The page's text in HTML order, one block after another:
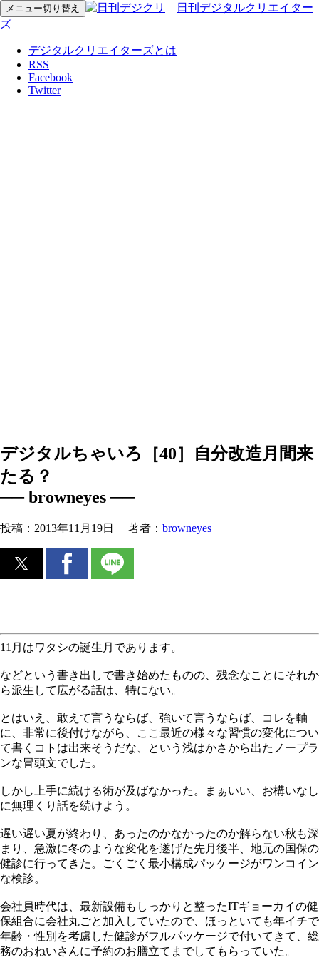
メニュー切り替え
日刊デジタルクリエイター
ズ
デジタルクリエイターズとは
RSS
Facebook
Twitter
デジタルちゃいろ［40］自分改造月間来
たる？
── browneyes ──
投稿： 2013年11月19日 著者： browneyes
11月はワタシの誕生月であります。
などという書き出しで書き始めたものの、残念なことにそれか
ら派生して広がる話は、特にない。
とはいえ、敢えて言うならば、強いて言うならば、コレを軸
に、非常に後付けながら、ここ最近の様々な習慣の変化につい
て書くコトは出来そうだな、という浅はかさから出たノープラ
ンな冒頭文でした。
しかし上手に続ける術が及ばなかった。まぁいい、お構いなし
に無理くり話を続けよう。
遅い遅い夏が終わり、あったのかなかったのか解らない秋も深
まり、急激に冬のような変化を遂げた先月後半、地元の国保の
健診に行ってきた。ごくごく最小構成パッケージがワンコイン
な検診。
会社員時代は、最新設備もしっかりと整ったITギョーカイの健
保組合に会社丸ごと加入していたので、ほっといても年イチで
年齢・性別を考慮した健診がフルパッケージで付いてきて、総
務のおねいさんに予約のお膳立てまでしてもらっていた。